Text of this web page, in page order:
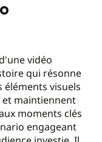
vidéo
qui résonne
éléments visuels
maintiennent
moments clés
engageant